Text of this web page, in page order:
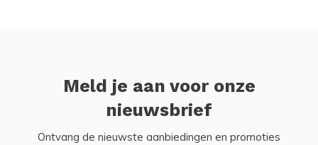
Meld je aan voor onze
nieuwsbrief
Ontvang de nieuwste aanbiedingen en promoties